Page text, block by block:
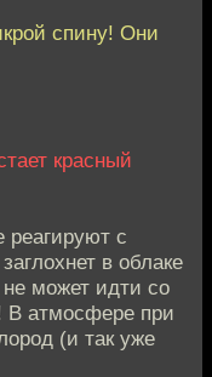
спину! Они
красный
реагируют с
в облаке
не может идти со
В атмосфере при
(и так уже